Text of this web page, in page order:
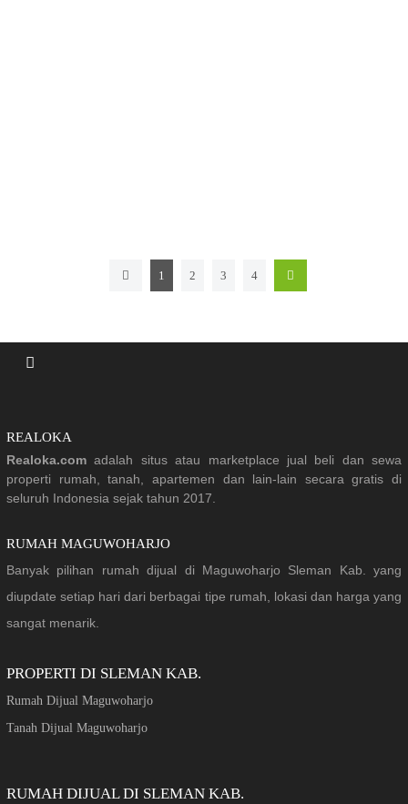
1 2 3 4
REALOKA
Realoka.com adalah situs atau marketplace jual beli dan sewa
properti rumah, tanah, apartemen dan lain-lain secara gratis di
seluruh Indonesia sejak tahun 2017.
RUMAH MAGUWOHARJO
Banyak pilihan rumah dijual di Maguwoharjo Sleman Kab. yang
diupdate setiap hari dari berbagai tipe rumah, lokasi dan harga yang
sangat menarik.
PROPERTI DI SLEMAN KAB.
Rumah Dijual Maguwoharjo
Tanah Dijual Maguwoharjo
RUMAH DIJUAL DI SLEMAN KAB.